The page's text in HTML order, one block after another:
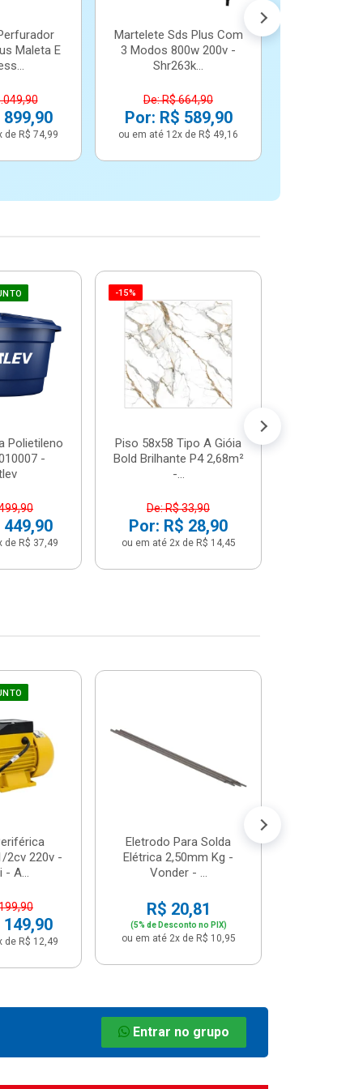
Maleta E
de R$ 74,99
Martelete Sds Plus Com
3 Modos 800w 200v -
Shr263k...
De: R$ 664,90
Por: R$ 589,90
ou em até 12x de R$ 49,16
Polietileno
-
de R$ 37,49
-15%
Piso 58x58 Tipo A Gióia
Bold Brilhante P4 2,68m²
-...
De: R$ 33,90
Por: R$ 28,90
ou em até 2x de R$ 14,45
2cv 220v -
- A...
149,90
de R$ 12,49
Eletrodo Para Solda
Elétrica 2,50mm Kg -
Vonder - ...
R$ 20,81
(5% de Desconto no PIX)
ou em até 2x de R$ 10,95
Entrar no grupo